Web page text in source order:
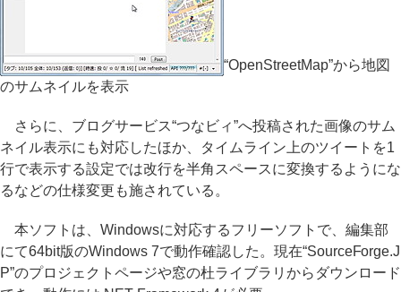
“OpenStreetMap”から地図
のサムネイルを表示
さらに、ブログサービス“つなビィ”へ投稿された画像のサム
ネイル表示にも対応したほか、タイムライン上のツイートを1
行で表示する設定では改行を半角スペースに変換するようにな
るなどの仕様変更も施されている。
本ソフトは、Windowsに対応するフリーソフトで、編集部
にて64bit版のWindows 7で動作確認した。現在“SourceForge.J
P”のプロジェクトページや窓の杜ライブラリからダウンロード